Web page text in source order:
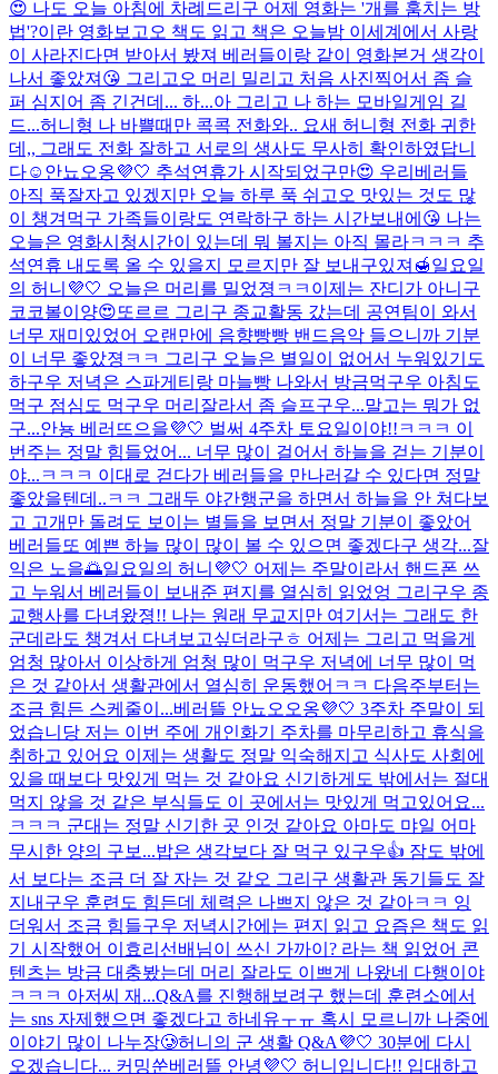
😍 나도 오늘 아침에 차례드리구 어제 영화는 '개를 훔치는 방
법'?이란 영화보고오 책도 읽고 책은 오늘밤 이세계에서 사랑
이 사라진다면 받아서 봤져 베러들이랑 같이 영화본거 생각이
나서 좋았져😘 그리고오 머리 밀리고 처음 사진찍어서 좀 슬
퍼 심지어 좀 긴건데... 하...아 그리고 나 하는 모바일게임 길
드...허니형 나 바쁠때만 콕콕 전화와.. 요새 허니형 전화 귀한
데,, 그래도 전화 잘하고 서로의 생사도 무사히 확인하였답니
다☺️ 안뇨오옹💜🤍 추석연휴가 시작되었구만😍 우리베러들
아직 푹잘자고 있겠지만 오늘 하루 푹 쉬고오 맛있는 것도 많
이 챙겨먹구 가족들이랑도 연락하구 하는 시간보내에😘 나는
오늘은 영화시청시간이 있는데 뭐 볼지는 아직 몰라ㅋㅋㅋ 추
석연휴 내도록 올 수 있을지 모르지만 잘 보내구있져🍯일요일
의 허니💜🤍 오늘은 머리를 밀었졍ㅋㅋ이제는 잔디가 아니구
코코볼이양😍또르르 그리구 종교활동 갔는데 공연팀이 와서
너무 재미있었어 오랜만에 음향빵빵 밴드음악 들으니까 기분
이 너무 좋았졍ㅋㅋ 그리구 오늘은 별일이 없어서 누워있기도
하구우 저녁은 스파게티랑 마늘빵 나와서 방금먹구우 아침도
먹구 점심도 먹구우 머리잘라서 좀 슬프구우...말고는 뭐가 없
구...안뇽 베러뜨으을💜🤍 벌써 4주차 토요일이야!!ㅋㅋㅋ 이
번주는 정말 힘들었어... 너무 많이 걸어서 하늘을 걷는 기분이
야...ㅋㅋㅋ 이대로 걷다가 베러들을 만나러갈 수 있다면 정말
좋았을텐데..ㅋㅋ 그래두 야간행군을 하면서 하늘을 안 쳐다보
고 고개만 돌려도 보이는 별들을 보면서 정말 기분이 좋았어
베러들또 예쁜 하늘 많이 많이 볼 수 있으면 좋겠다구 생각...잘
익은 노을🌅일요일의 허니💜🤍 어제는 주말이라서 핸드폰 쓰
고 누워서 베러들이 보내준 편지를 열심히 읽었엉 그리구우 종
교행사를 다녀왔졍!! 나는 원래 무교지만 여기서는 그래도 한
군데라도 챙겨서 다녀보고싶더라구ㅎ 어제는 그리고 먹을게
엄청 많아서 이상하게 엄청 많이 먹구우 저녁에 너무 많이 먹
은 것 같아서 생활관에서 열심히 운동했어ㅋㅋ 다음주부터는
조금 힘든 스케줄이...베러뜰 안뇨오오옹💜🤍 3주차 주말이 되
었습니당 저는 이번 주에 개인화기 주차를 마무리하고 휴식을
취하고 있어요 이제는 생활도 정말 익숙해지고 식사도 사회에
있을 때보다 맛있게 먹는 것 같아요 신기하게도 밖에서는 절대
먹지 않을 것 같은 부식들도 이 곳에서는 맛있게 먹고있어요...
ㅋㅋㅋ 군대는 정말 신기한 곳 인것 같아요 아마도 먀일 어마
무시한 양의 구보...밥은 생각보다 잘 먹구 있구우👍 잠도 밖에
서 보다는 조금 더 잘 자는 것 같오 그리구 생활관 동기들도 잘
지내구우 훈련도 힘든데 체력은 나쁘지 않은 것 같아ㅋㅋ 잉
더워서 조금 힘들구우 저녁시간에는 편지 읽고 요즘은 책도 읽
기 시작했어 이효리선배님이 쓰신 가까이? 라는 책 읽었어 콘
텐츠는 방금 대충봤는데 머리 잘라도 이쁘게 나왔네 다행이야
ㅋㅋㅋ 아저씨 재...Q&A를 진행해보려구 했는데 훈련소에서
는 sns 자제했으면 좋겠다고 하네유ㅜㅠ 혹시 모르니까 나중에
이야기 많이 나누장🥲허니의 군 생활 Q&A💜🤍 30분에 다시
오겠습니다... 커밍쑨베러뜰 안녕💜🤍 허니입니다!! 입대하고